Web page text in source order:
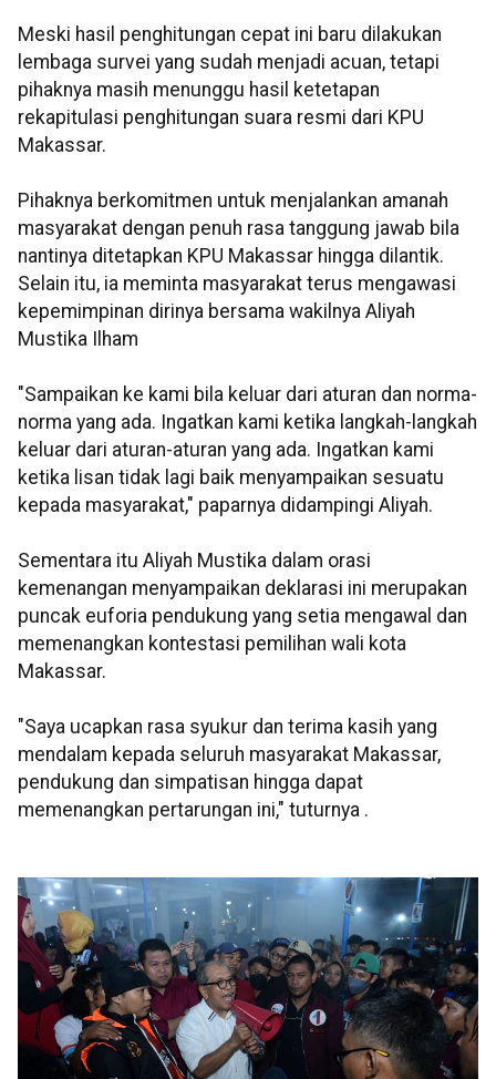
Meski hasil penghitungan cepat ini baru dilakukan
lembaga survei yang sudah menjadi acuan, tetapi
pihaknya masih menunggu hasil ketetapan
rekapitulasi penghitungan suara resmi dari KPU
Makassar.
Pihaknya berkomitmen untuk menjalankan amanah
masyarakat dengan penuh rasa tanggung jawab bila
nantinya ditetapkan KPU Makassar hingga dilantik.
Selain itu, ia meminta masyarakat terus mengawasi
kepemimpinan dirinya bersama wakilnya Aliyah
Mustika Ilham
"Sampaikan ke kami bila keluar dari aturan dan norma-
norma yang ada. Ingatkan kami ketika langkah-langkah
keluar dari aturan-aturan yang ada. Ingatkan kami
ketika lisan tidak lagi baik menyampaikan sesuatu
kepada masyarakat," paparnya didampingi Aliyah.
Sementara itu Aliyah Mustika dalam orasi
kemenangan menyampaikan deklarasi ini merupakan
puncak euforia pendukung yang setia mengawal dan
memenangkan kontestasi pemilihan wali kota
Makassar.
"Saya ucapkan rasa syukur dan terima kasih yang
mendalam kepada seluruh masyarakat Makassar,
pendukung dan simpatisan hingga dapat
memenangkan pertarungan ini," tuturnya .